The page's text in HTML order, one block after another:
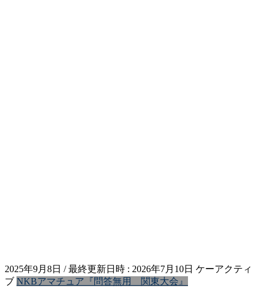
2025年9月8日 / 最終更新日時 : 2026年7月10日 ケーアクティ
ブ NKBアマチュア『問答無用 関東大会』